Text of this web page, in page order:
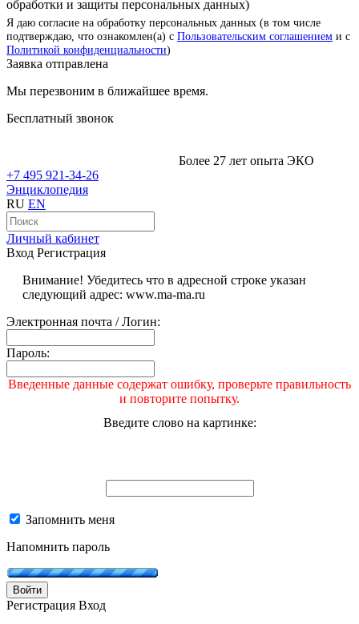
обработки и защиты персональных данных)
Я даю согласие на обработку персональных данных (в том числе
подтверждаю, что ознакомлен(а) с Пользовательским соглашением и с
Политикой конфиденциальности)
Заявка отправлена
Мы перезвоним в ближайшее время.
Бесплатный звонок
Более 27 лет опыта ЭКО
+7 495 921-34-26
Энциклопедия
RU EN
Личный кабинет
Вход Регистрация
Внимание! Убедитесь что в адресной строке указан
следующий адрес: www.ma-ma.ru
Электронная почта / Логин:
Пароль:
Введенные данные содержат ошибку, проверьте правильность
и повторите попытку.
Введите слово на картинке:
Запомнить меня
Напомнить пароль
Войти
Регистрация Вход